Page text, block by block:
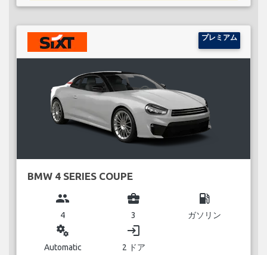
プレミアム
BMW 4 SERIES COUPE
group
4
business_center
3
local_gas_station
ガソリン
miscellaneous_services
Automatic
login
2 ドア